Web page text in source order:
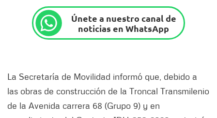
Únete a nuestro canal de
noticias en WhatsApp
La Secretaría de Movilidad informó que, debido a
las obras de construcción de la Troncal Transmilenio
de la Avenida carrera 68 (Grupo 9) y en